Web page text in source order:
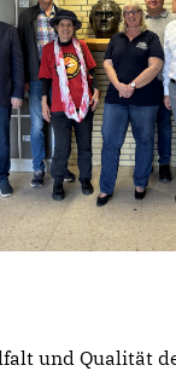
und Qualität